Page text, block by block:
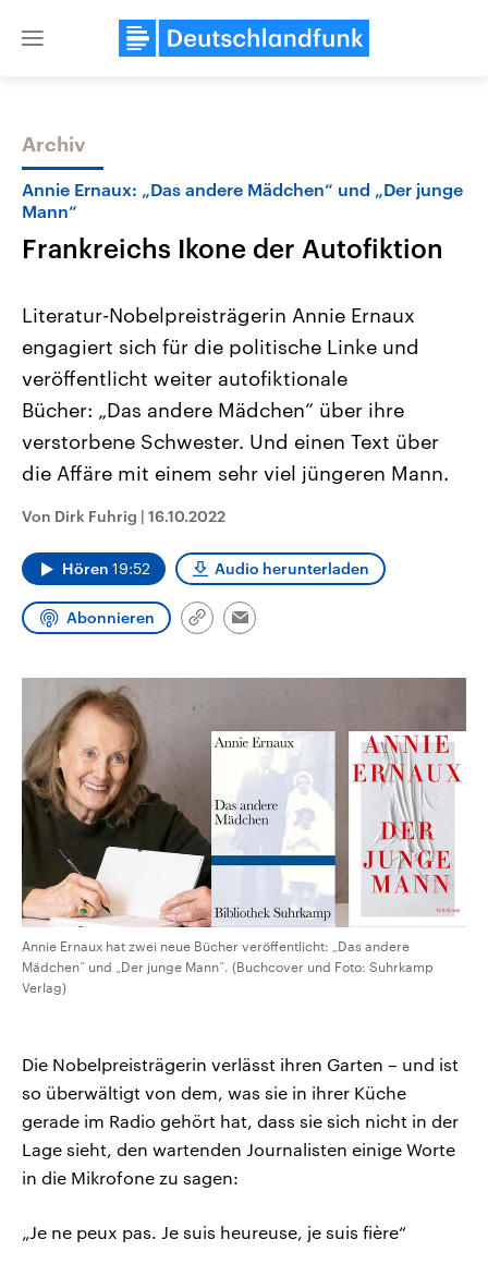
Close
Themen
Landtagswahl Sachsen-Anhalt
Alle Informationen
Sachsen-Anhalt wählt am 6.
September 2026 einen neuen
Landtag. Seit 2021 wird das
Bundesland von einer Koalition aus
Umfragen, Prognosen,
und Hintergründe zu den Parteien
und Kandidaten der anstehenden
Wahl.
USA
Hintergründe
Wirtschaftlich und
gehören die Vereinigten
den mächtigsten Ländern
mit großem Einfluss auf
Sendungen Programm Podcasts
Audio-Archiv
Archiv
Annie Ernaux: „Das andere Mädchen“ und „Der junge
Mann“
Frankreichs Ikone der Autofiktion
Literatur-Nobelpreisträgerin Annie Ernaux
engagiert sich für die politische Linke und
veröffentlicht weiter autofiktionale
Bücher: „Das andere Mädchen“ über ihre
verstorbene Schwester. Und einen Text über
die Affäre mit einem sehr viel jüngeren Mann.
Von Dirk Fuhrig | 16.10.2022
Hören 19:52 Audio herunterladen
Abonnieren
Link
Email
Annie Ernaux hat zwei neue Bücher veröffentlicht: „Das andere
Mädchen“ und „Der junge Mann“. (Buchcover und Foto: Suhrkamp
Verlag)
Die Nobelpreisträgerin verlässt ihren Garten – und ist
so überwältigt von dem, was sie in ihrer Küche
gerade im Radio gehört hat, dass sie sich nicht in der
Lage sieht, den wartenden Journalisten einige Worte
in die Mikrofone zu sagen:
„Je ne peux pas. Je suis heureuse, je suis fière“